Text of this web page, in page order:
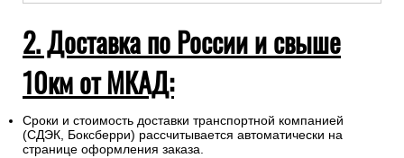
2. Доставка по России и свыше
10км от МКАД:
Сроки и стоимость доставки транспортной компанией
(СДЭК, Боксберри) рассчитывается автоматически на
странице оформления заказа.